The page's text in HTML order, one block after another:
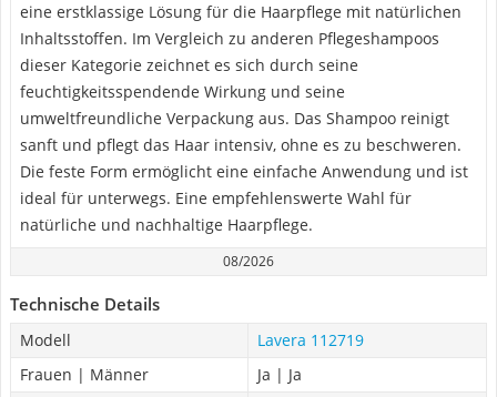
eine erstklassige Lösung für die Haarpflege mit natürlichen
Inhaltsstoffen. Im Vergleich zu anderen Pflegeshampoos
dieser Kategorie zeichnet es sich durch seine
feuchtigkeitsspendende Wirkung und seine
umweltfreundliche Verpackung aus. Das Shampoo reinigt
sanft und pflegt das Haar intensiv, ohne es zu beschweren.
Die feste Form ermöglicht eine einfache Anwendung und ist
ideal für unterwegs. Eine empfehlenswerte Wahl für
natürliche und nachhaltige Haarpflege.
08/2026
Technische Details
Modell
Lavera 112719
Frauen | Männer
Ja | Ja